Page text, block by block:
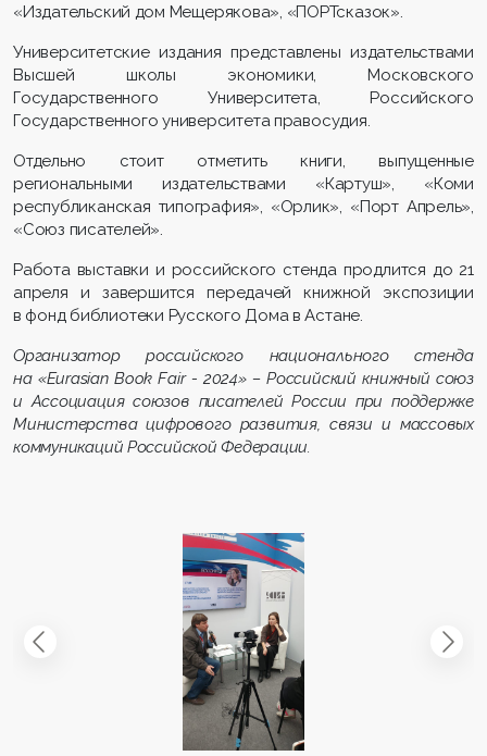
«Издательский дом Мещерякова», «ПОРТсказок».
Университетские издания представлены издательствами
Высшей школы экономики, Московского
Государственного Университета, Российского
Государственного университета правосудия.
Отдельно стоит отметить книги, выпущенные
региональными издательствами «Картуш», «Коми
республиканская типография», «Орлик», «Порт Апрель»,
«Союз писателей».
Работа выставки и российского стенда продлится до 21
апреля и завершится передачей книжной экспозиции
в фонд библиотеки Русского Дома в Астане.
Организатор российского национального стенда
на «Eurasian Book Fair - 2024» – Российский книжный союз
и Ассоциация союзов писателей России при поддержке
Министерства цифрового развития, связи и массовых
коммуникаций Российской Федерации.